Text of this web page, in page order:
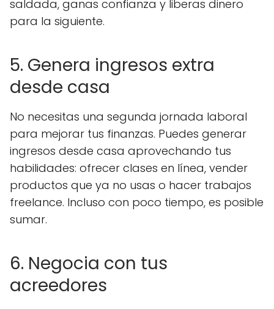
saldada, ganas confianza y liberas dinero
para la siguiente.
5. Genera ingresos extra
desde casa
No necesitas una segunda jornada laboral
para mejorar tus finanzas. Puedes generar
ingresos desde casa aprovechando tus
habilidades: ofrecer clases en línea, vender
productos que ya no usas o hacer trabajos
freelance. Incluso con poco tiempo, es posible
sumar.
6. Negocia con tus
acreedores